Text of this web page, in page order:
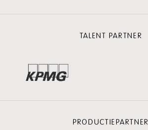
TALENT PARTNER
PRODUCTIEPARTNER